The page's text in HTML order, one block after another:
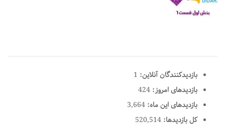
بازدیدکنندگان آنلاین: 1
بازدیدهای امروز: 424
بازدیدهای این ماه: 3,664
کل بازدیدها: 520,514